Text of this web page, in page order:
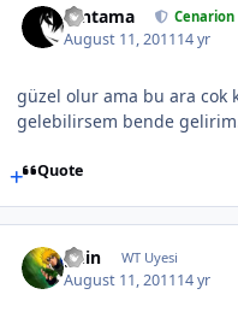
Gintama Cenarion
August 11, 201114 yr
güzel olur ama bu ara cok
gelebilirsem bende
Quote
guin WT Uyesi
August 11, 201114 yr